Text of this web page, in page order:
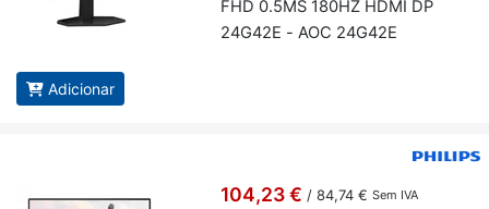
FHD 0.5MS 180HZ HDMI DP
24G42E - AOC 24G42E
Adicionar
104,23 € / 84,74 € Sem IVA